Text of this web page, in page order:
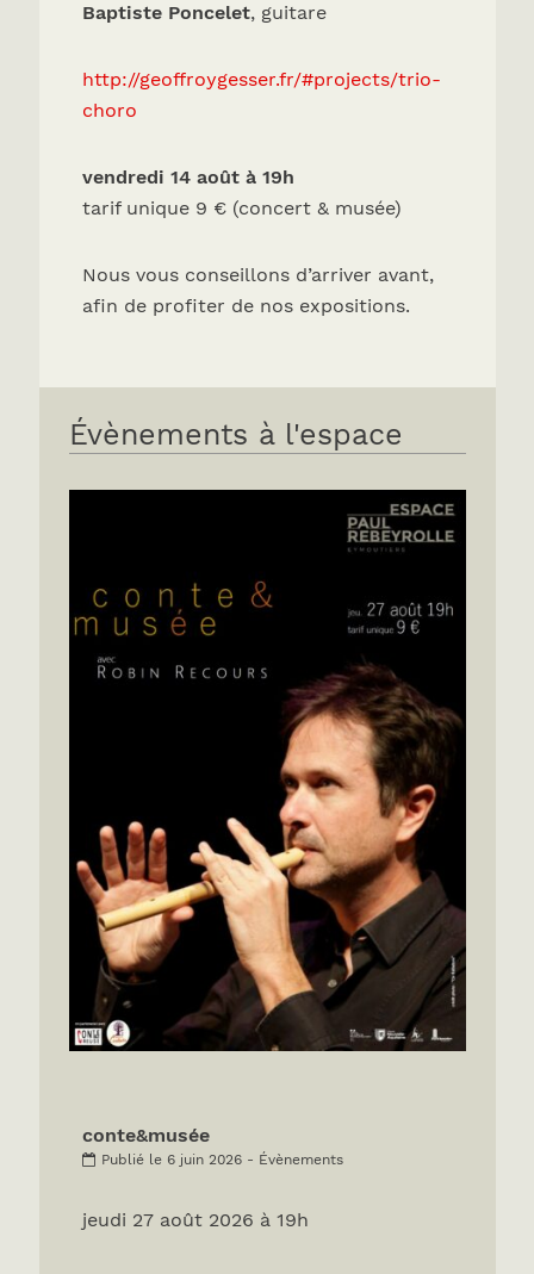
Baptiste Poncelet, guitare
http://geoffroygesser.fr/#projects/trio-
choro
vendredi 14 août à 19h
tarif unique 9 € (concert & musée)
Nous vous conseillons d’arriver avant,
afin de profiter de nos expositions.
Évènements à l'espace
conte&musée
Publié le 6 juin 2026 - Évènements
jeudi 27 août 2026 à 19h